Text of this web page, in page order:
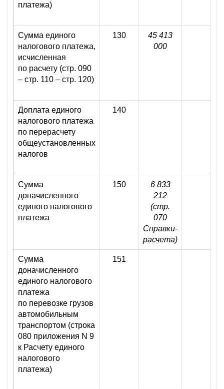
платежа)
Сумма единого
налогового платежа,
исчисленная
по расчету (стр. 090
– стр. 110 – стр. 120)
130
45 413
000
Доплата единого
налогового платежа
по перерасчету
общеустановленных
налогов
140
Сумма
доначисленного
единого налогового
платежа
150
6 833
212
(стр.
070
Справки-
расчета)
Сумма
доначисленного
единого налогового
платежа
по перевозке грузов
автомобильным
транспортом (строка
080 приложения N 9
к Расчету единого
налогового
платежа)
151